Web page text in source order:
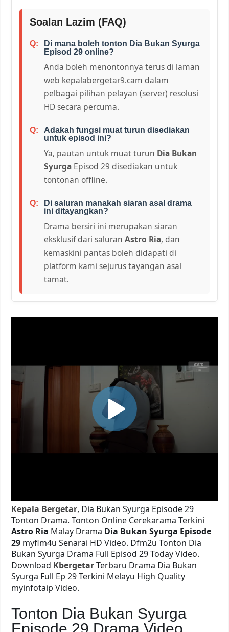
Soalan Lazim (FAQ)
Di mana boleh tonton Dia Bukan Syurga
Episod 29 online?
Anda boleh menontonnya terus di laman
web kepalabergetar9.cam dalam
pelbagai pilihan pelayan (server) resolusi
HD secara percuma.
Adakah fungsi muat turun disediakan
untuk episod ini?
Ya, pautan untuk muat turun Dia Bukan
Syurga Episod 29 disediakan untuk
tontonan offline.
Di saluran manakah siaran asal drama
ini ditayangkan?
Drama bersiri ini merupakan siaran
eksklusif dari saluranAstro Ria, dan
kemaskini pantas boleh didapati di
platform kami sejurus tayangan asal
tamat.
Kepala Bergetar, Dia Bukan Syurga Episode 29
Tonton Drama. Tonton Online Cerekarama Terkini
Astro Ria Malay Drama Dia Bukan Syurga Episode
29 myflm4u Senarai HD Video. Dfm2u Tonton Dia
Bukan Syurga Drama Full Episod 29 Today Video.
Download KbergetarTerbaru Drama Dia Bukan
Syurga Full Ep 29 Terkini Melayu High Quality
myinfotaip Video.
Tonton Dia Bukan Syurga
Episode 29 Drama Video